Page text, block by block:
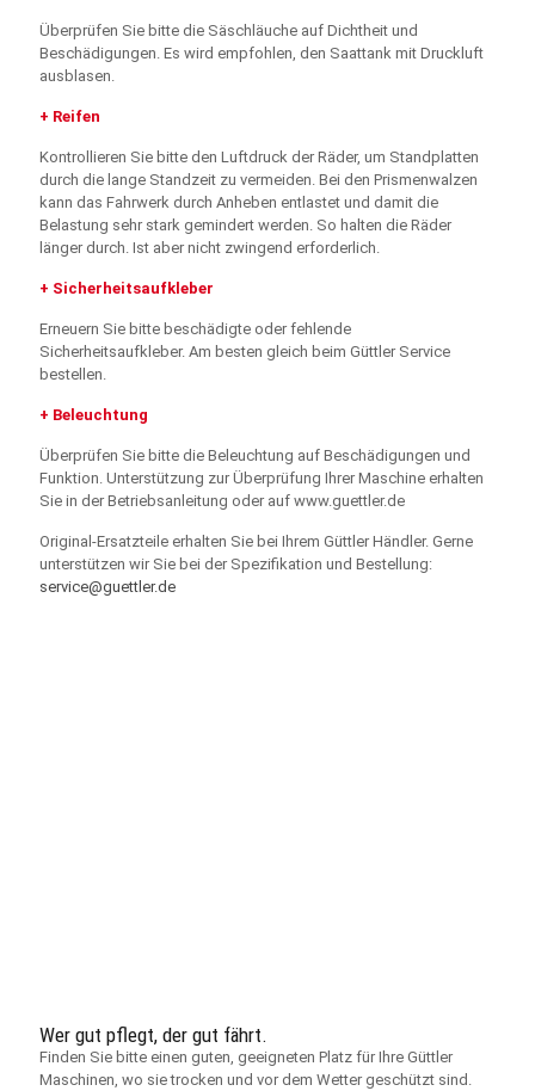
Überprüfen Sie bitte die Säschläuche auf Dichtheit und
Beschädigungen. Es wird empfohlen, den Saattank mit Druckluft
ausblasen.
+ Reifen
Kontrollieren Sie bitte den Luftdruck der Räder, um Standplatten
durch die lange Standzeit zu vermeiden. Bei den Prismenwalzen
kann das Fahrwerk durch Anheben entlastet und damit die
Belastung sehr stark gemindert werden. So halten die Räder
länger durch. Ist aber nicht zwingend erforderlich.
+ Sicherheitsaufkleber
Erneuern Sie bitte beschädigte oder fehlende
Sicherheitsaufkleber. Am besten gleich beim Güttler Service
bestellen.
+ Beleuchtung
Überprüfen Sie bitte die Beleuchtung auf Beschädigungen und
Funktion. Unterstützung zur Überprüfung Ihrer Maschine erhalten
Sie in der Betriebsanleitung oder auf www.guettler.de
Original-Ersatzteile erhalten Sie bei Ihrem Güttler Händler. Gerne
unterstützen wir Sie bei der Spezifikation und Bestellung:
service@guettler.de
Wer gut pflegt, der gut fährt.
Finden Sie bitte einen guten, geeigneten Platz für Ihre Güttler
Maschinen, wo sie trocken und vor dem Wetter geschützt sind.